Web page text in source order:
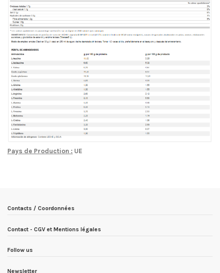
Pays de Production : UE
Contacts / Coordonnées
Contact - CGV et Mentions légales
Follow us
Newsletter